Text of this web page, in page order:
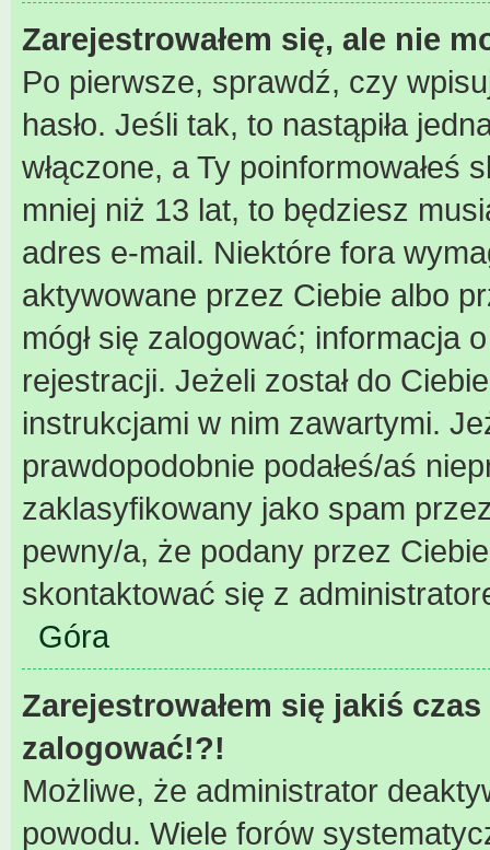
Zarejestrowałem się, ale nie
Po pierwsze, sprawdź, czy
hasło. Jeśli tak, to nastąpiła
włączone, a Ty
mniej niż 13 lat, to będziesz
adres e-mail. Niektóre fora
aktywowane przez Ciebie albo
mógł się zalogować; informacja
rejestracji. Jeżeli został do
instrukcjami w nim zawartymi.
prawdopodobnie podałeś/aś
zaklasyfikowany jako spam
pewny/a, że podany przez
skontaktować się z
Góra
Zarejestrowałem się jakiś
zalogować!?!
Możliwe, że administrator
powodu. Wiele forów